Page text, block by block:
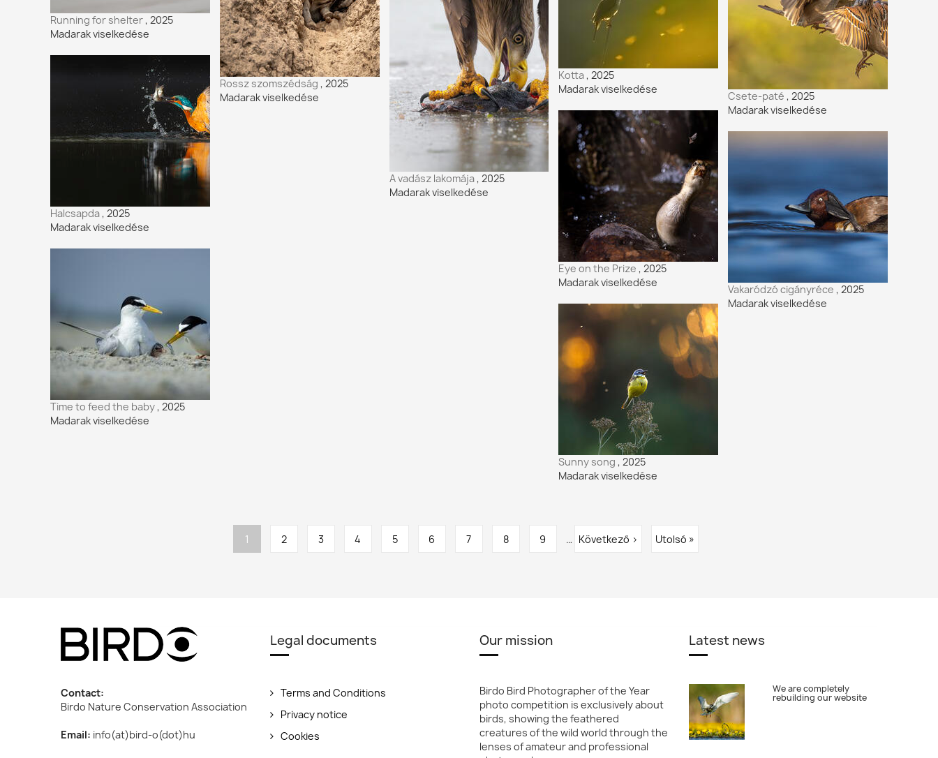
Running for shelter, 2025
Madarak viselkedése
Halcsapda, 2025
Madarak viselkedése
Time to feed the baby, 2025
Madarak viselkedése
Rossz szomszédság , 2025
Madarak viselkedése
A vadász lakomája, 2025
Madarak viselkedése
Kotta, 2025
Madarak viselkedése
Eye on the Prize, 2025
Madarak viselkedése
Sunny song, 2025
Madarak viselkedése
Csete-paté, 2025
Madarak viselkedése
Vakaródzó cigányréce, 2025
Madarak viselkedése
Current
1 Page
2 Page
3 Page
4 Page
5 Page
6 Page
7 Page
8 Page
9 … Next
Következő › Last
Utolsó »
Contact:
Birdo Nature Conservation Association
Email: info(at)bird-o(dot)hu
Legal documents
Terms and Conditions
Privacy notice
Cookies
Our mission
Birdo Bird Photographer of the Year
photo competition is exclusively about
birds, showing the feathered
creatures of the wild world through the
lenses of amateur and professional
Latest news
We are completely
rebuilding our website